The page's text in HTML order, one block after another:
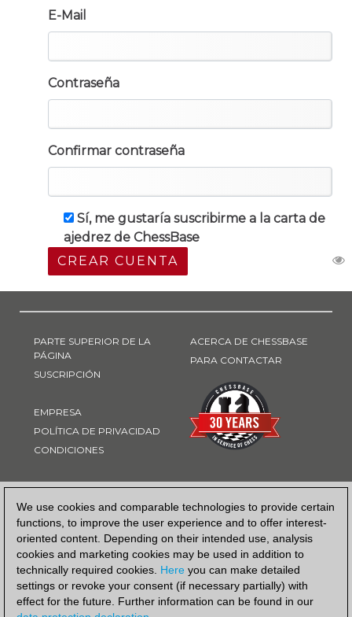
We use cookies and comparable technologies to provide certain
functions, to improve the user experience and to offer interest-
oriented content. Depending on their intended use, analysis
cookies and marketing cookies may be used in addition to
technically required cookies. Here you can make detailed
settings or revoke your consent (if necessary partially) with
effect for the future. Further information can be found in our
E-Mail
Contraseña
Confirmar contraseña
Sí, me gustaría suscribirme a la carta de
ajedrez de ChessBase
CREAR CUENTA
PARTE SUPERIOR DE LA
PÁGINA
SUSCRIPCIÓN
EMPRESA
POLÍTICA DE PRIVACIDAD
CONDICIONES
ACERCA DE CHESSBASE
PARA CONTACTAR
FORMA DE PAGO